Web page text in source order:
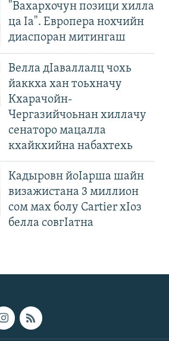
"Вахархочун позици хилла
ца Iа". Европера нохчийн
диаспоран митингаш
Велла дIаваллалц чохь
йаккха хан тоьхначу
Кхарачойн-
Чергазийчоьнан хиллачу
сенаторо мацалла
кхайкхийна набахтехь
Кадыровн йоIарша шайн
визажистана 3 миллион
сом мах болу Cartier хIоз
белла совгIатна